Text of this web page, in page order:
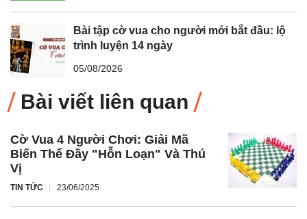
Bài tập cờ vua cho người mới bắt đầu: lộ
trình luyện 14 ngày
05/08/2026
Bài viết liên quan
Cờ Vua 4 Người Chơi: Giải Mã
Biến Thể Đầy "Hỗn Loạn" Và Thú
Vị
TIN TỨC 23/06/2025